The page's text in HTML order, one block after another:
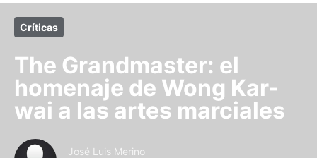
Críticas
The Grandmaster: el
homenaje de Wong Kar-
wai a las artes marciales
José Luis Merino